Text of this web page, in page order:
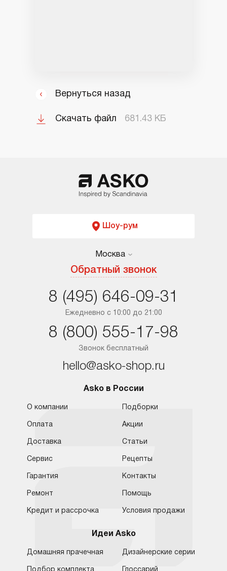
Вернуться назад
Скачать файл 681.43 КБ
Шоу-рум
Москва
Обратный звонок
Москва
Ростов-на-Дону
Ежедневно с 10:00 до 21:00
8 (495) 646-09-31
Звонок бесплатный
8 (800) 555-17-98
hello@asko-shop.ru
Asko в России
О компании
Оплата
Доставка
Сервис
Гарантия
Ремонт
Кредит и рассрочка
Подборки
Акции
Статьи
Рецепты
Контакты
Помощь
Условия продажи
Идеи Asko
Домашняя прачечная Дизайнерские серии